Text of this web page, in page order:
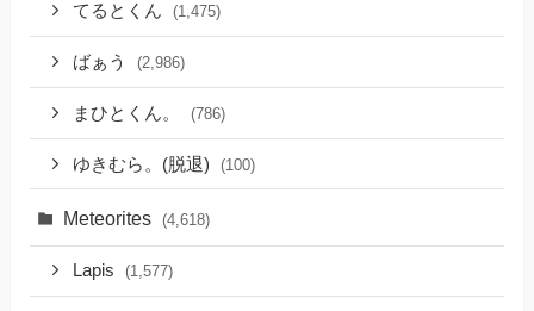
てるとくん (1,475)
ばぁう (2,986)
まひとくん。 (786)
ゆきむら。(脱退) (100)
Meteorites (4,618)
Lapis (1,577)